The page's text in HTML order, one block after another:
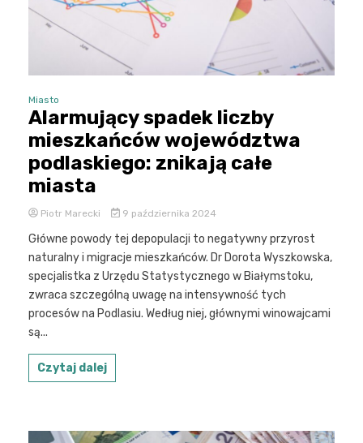
Miasto
Alarmujący spadek liczby
mieszkańców województwa
podlaskiego: znikają całe
miasta
Piotr Marecki 9 października 2024
Główne powody tej depopulacji to negatywny przyrost
naturalny i migracje mieszkańców. Dr Dorota Wyszkowska,
specjalistka z Urzędu Statystycznego w Białymstoku,
zwraca szczególną uwagę na intensywność tych
procesów na Podlasiu. Według niej, głównymi winowajcami
są...
Czytaj dalej